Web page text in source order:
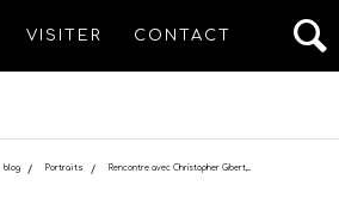
VISITER CONTACT
blog / Portraits / Rencontre avec Christopher Gibert,...